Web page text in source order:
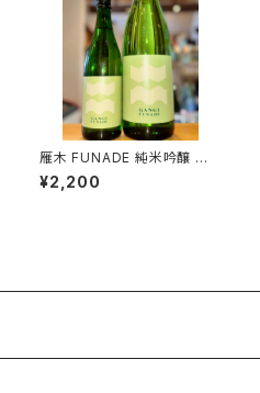
雁木 FUNADE 純米吟醸 無
濾過生原酒 720ml１本（八百
新酒造・山口県岩国市今津
¥2,200